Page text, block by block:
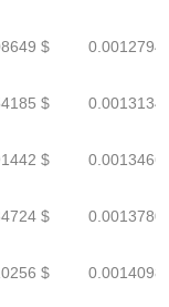
$
$
$
$
$